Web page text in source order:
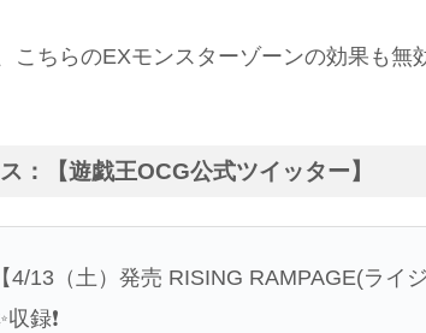
ちらのEXモンスターゾーンの効果も無
：【遊戯王OCG公式ツイッター】
4/13（土）発売 RISING RAMPAGE(ライ
録❗️